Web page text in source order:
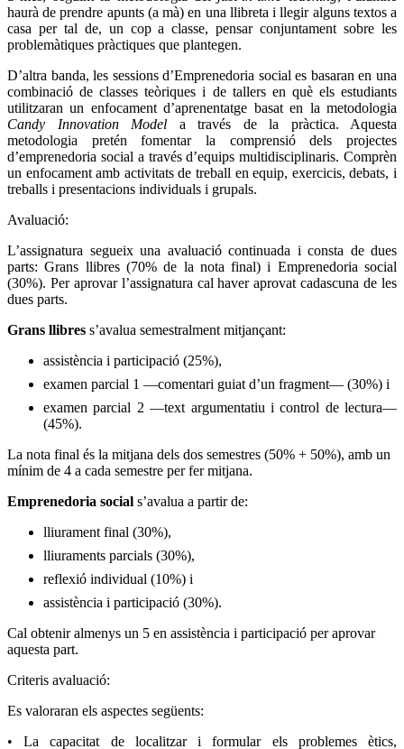
haurà de prendre apunts (a mà) en una llibreta i llegir alguns textos a
casa per tal de, un cop a classe, pensar conjuntament sobre les
problemàtiques pràctiques que plantegen.
D’altra banda, les sessions d’Emprenedoria social es basaran en una
combinació de classes teòriques i de tallers en què els estudiants
utilitzaran un enfocament d’aprenentatge basat en la metodologia
Candy Innovation Model a través de la pràctica. Aquesta
metodologia pretén fomentar la comprensió dels projectes
d’emprenedoria social a través d’equips multidisciplinaris. Comprèn
un enfocament amb activitats de treball en equip, exercicis, debats, i
treballs i presentacions individuals i grupals.
Avaluació:
L’assignatura segueix una avaluació continuada i consta de dues
parts: Grans llibres (70% de la nota final) i Emprenedoria social
(30%). Per aprovar l’assignatura cal haver aprovat cadascuna de les
dues parts.
Grans llibres s’avalua semestralment mitjançant:
assistència i participació (25%),
examen parcial 1 —comentari guiat d’un fragment— (30%) i
examen parcial 2 —text argumentatiu i control de lectura—
(45%).
La nota final és la mitjana dels dos semestres (50% + 50%), amb un
mínim de 4 a cada semestre per fer mitjana.
Emprenedoria social s’avalua a partir de:
lliurament final (30%),
lliuraments parcials (30%),
reflexió individual (10%) i
assistència i participació (30%).
Cal obtenir almenys un 5 en assistència i participació per aprovar
aquesta part.
Criteris avaluació:
Es valoraran els aspectes següents:
• La capacitat de localitzar i formular els problemes ètics,